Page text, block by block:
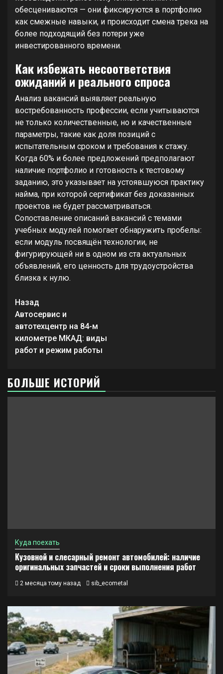
обесцениваются — они фиксируются в портфолио
как смежные навыки, и происходит смена трека на
более подходящий без потери уже
инвестированного времени.
Как избежать несоответствия
ожиданий и реального спроса
Анализ вакансий выявляет реальную
востребованность профессии, если учитываются
не только количественные, но и качественные
параметры, такие как доля позиций с
испытательным сроком и требования к стажу.
Когда 60% и более предложений предполагают
наличие портфолио и готовность к тестовому
заданию, это указывает на устоявшуюся практику
найма, при которой сертификат без доказанных
проектов не будет рассматриваться.
Сопоставление описаний вакансий с темами
учебных модулей помогает обнаружить пробелы:
если модуль посвящён технологии, не
фигурирующей ни в одном из ста актуальных
объявлений, его ценность для трудоустройства
близка к нулю.
Продолжить
чтение
Назад
Автосервис и
автотехцентр на 84-м
километре МКАД: виды
работ и режим работы
БОЛЬШЕ ИСТОРИЙ
Куда поехать
Кузовной и слесарный ремонт автомобилей: наличие
оригинальных запчастей и сроки выполнения работ
2 месяца тому назад sib_ecometal